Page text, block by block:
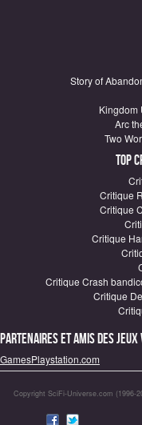
Story of
Kingdom
Arc
Two
Top
Critique
Critique
Critique
Critique Crash
Critique
Partenaires et amis des jeux
GamesPlaystation.com
Copyright SciFi-Universe.com (1996-